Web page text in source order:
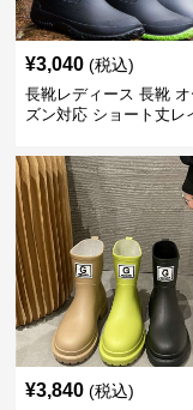
¥3,040 (税込)
長靴レディース 長靴
ズン対応 ショート丈レ
¥3,840 (税込)